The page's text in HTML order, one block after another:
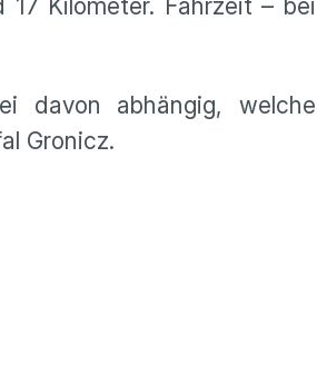
Kilometer. Fahrzeit – bei
davon abhängig, welche
Gronicz.